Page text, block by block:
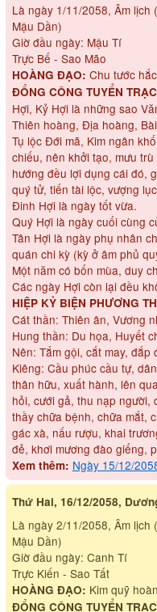
Là ngày 1/11/2058, Âm lịch
Mậu Dần)
Giờ đầu ngày: Mậu Tí
Trực Bế - Sao Mão
HOÀNG ĐẠO: Chu tước
ĐỔNG CÔNG TUYỂN
Hợi, Kỷ Hợi là những sao
Thiên hoàng, Địa hoàng,
Tụ lộc Đới mã, Kim ngân
chiếu, nên khởi tạo, mưu
hướng đều lợi dụng cái đó,
quý tử, tiến tài lộc, vượng
Đinh Hợi là ngày tốt vừa.
Quý Hợi là ngày cuối cùng
Tân Hợi là ngày phụ nhân
quán chi kỳ (kỳ ở âm phủ
Một năm có bốn mùa, duy
Các ngày Hợi còn lại đều
HIỆP KỶ BIỆN PHƯƠNG
Cát thần: Thiên ân, Vương
Hung thần: Du họa, Huyết
Nên: Tắm gội, cắt may, đắp
Kiêng: Cầu phúc cầu tự,
thân hữu, xuất hành, lên
hỏi, cưới gả, thu nạp người,
thầy chữa bệnh, chữa mắt,
gác xà, nấu rượu, khai
đẻ, khơi mương đào giếng,
Xem thêm: Ngày 15/12/
Thứ Hai, 16/12/2058,
Là ngày 2/11/2058, Âm
Mậu Dần)
Giờ đầu ngày: Canh Tí
Trực Kiến - Sao Tất
HOÀNG ĐẠO: Kim quỹ
ĐỔNG CÔNG TUYỂN